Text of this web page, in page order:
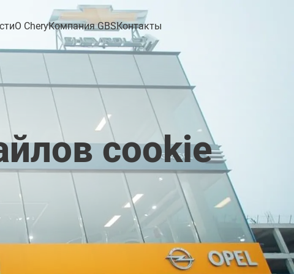
8 PRO TIGGO 9 CSH TIGGO 8 CSH
8 Pro e+
New Tiggo 8 Pro
MAX
Tiggo 2 Pro
О CheryКомпания GBSКонтакты
cookie